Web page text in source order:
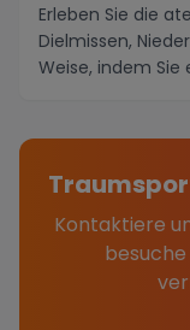
Erleben Sie die
Dielmissen,
Weise, indem
Kontaktiere